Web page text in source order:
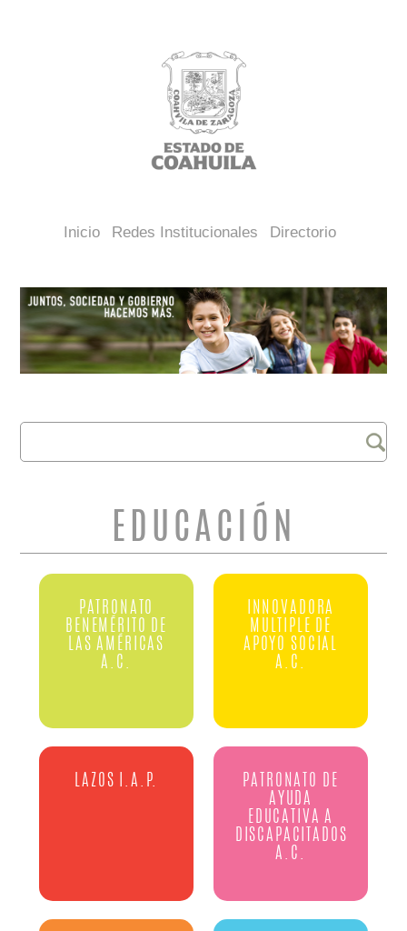
Inicio Redes Institucionales Directorio
FORMULARIO DE
BÚSQUEDA
Buscar
EDUCACIÓN
PATRONATO
BENEMÉRITO DE
LAS AMÉRICAS
A.C.
INNOVADORA
MULTIPLE DE
APOYO SOCIAL
A.C.
LAZOS I.A.P.
PATRONATO DE
AYUDA
EDUCATIVA A
DISCAPACITADOS
A.C.